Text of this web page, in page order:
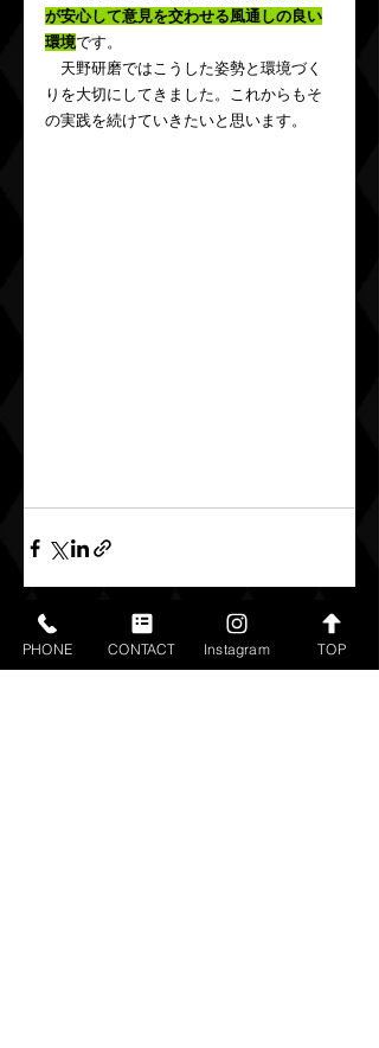
が安心して意見を交わせる風通しの良い
環境です。
天野研磨ではこうした姿勢と環境づく
りを大切にしてきました。これからもそ
の実践を続けていきたいと思います。
最新記事 すべて表示
PHONE CONTACT Instagram TOP